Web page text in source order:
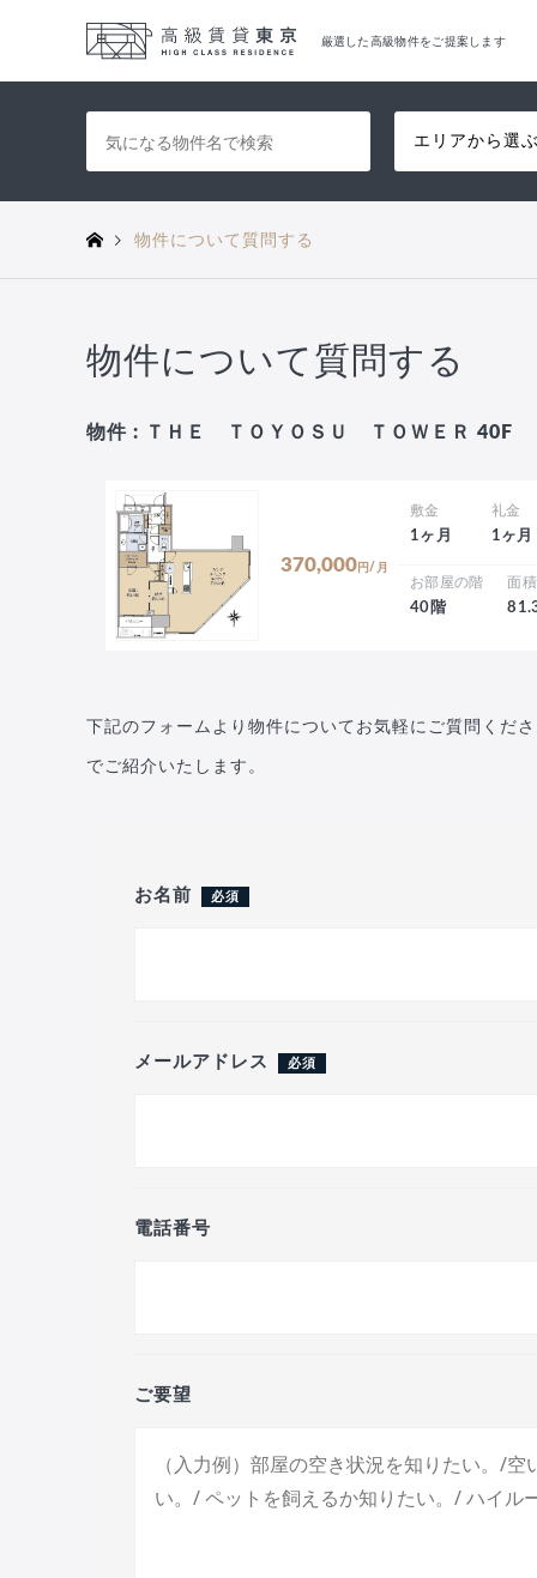
厳選した高級物件をご提案します
エリアから選
物件について質問する
物件について質問する
物件 : ＴＨＥ ＴＯＹＯＳＵ ＴＯＷＥＲ 40F
370,000 円/月
敷金
1ヶ月
礼金
1ヶ月
お部屋の階
40階
面積
下記のフォームより物件についてお気軽にご質問くだ
でご紹介いたします。
お名前 必須
メールアドレス 必須
電話番号
ご要望